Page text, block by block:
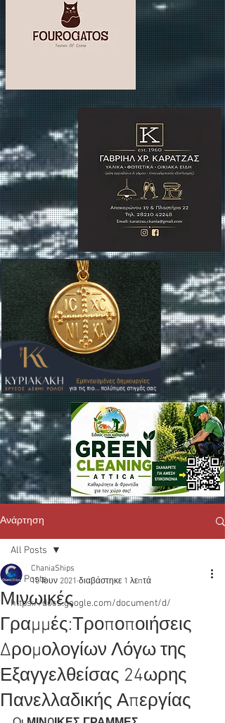
Ανάρτηση
All Posts
https://docs.google.com/document/d/
All Posts
Μινωικές
Γραμμές:Τροποποιήσεις
Δρομολογίων Λόγω της
Εξαγγελθείσας 24ωρης
Πανελλαδικής Απεργίας
ChaniaShips
10 Ιουν 2021 διαβάστηκε 1 λεπτά